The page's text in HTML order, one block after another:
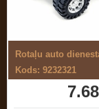
Kods: 9232321
7.68